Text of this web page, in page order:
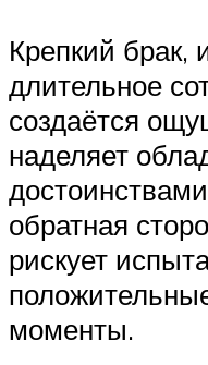
Крепкий брак,
длительное
создаётся
наделяет
обратная
рискует
моменты.